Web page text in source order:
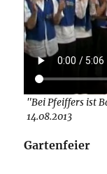
"Bei Pfeiffers ist
14.08.2013
Gartenfeier